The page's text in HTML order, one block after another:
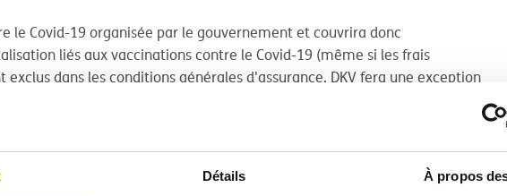
Détails À propos
le Covid-19 organisée par le gouvernement et couvrira donc
liés aux vaccinations contre le Covid-19 (même si les frais
dans les conditions générales d'assurance, DKV fera une exception
vaccinations contre le Covid-19).